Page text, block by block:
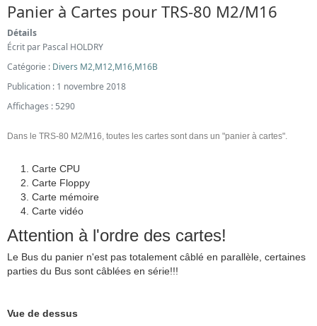
Panier à Cartes pour TRS-80 M2/M16
Détails
Écrit par Pascal HOLDRY
Catégorie : Divers M2,M12,M16,M16B
Publication : 1 novembre 2018
Affichages : 5290
Dans le TRS-80 M2/M16, toutes les cartes sont dans un "panier à cartes".
Carte CPU
Carte Floppy
Carte mémoire
Carte vidéo
Attention à l'ordre des cartes!
Le Bus du panier n'est pas totalement câblé en parallèle, certaines
parties du Bus sont câblées en série!!!
Vue de dessus